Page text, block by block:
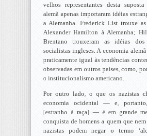
velhos representantes desta suposta
alemã apenas importaram idéias
a Alemanha. Frederick List trouxe
Alexander Hamilton à Alemanha;
Brentano trouxeram as idéias dos
socialistas ingleses. A economia
praticamente igual às tendências
observadas em outros países, como,
o institucionalismo americano.
Por outro lado, o que os nazistas
economia ocidental — e,
[estranho à raça] — é em grande
conquista de homens a quem que nem
nazistas podem negar o termo